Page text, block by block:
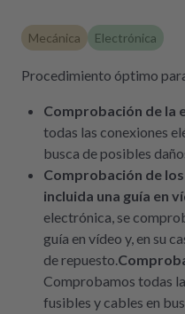
Mecánica Electrónica
Procedimiento óptimo
Comprobación de la
todas las conexiones
busca de posibles
Comprobación de
incluida una guía en
electrónica, se
guía en vídeo y, en su
de repuesto.
Comprobamos todas
fusibles y cables en